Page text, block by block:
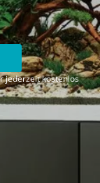
jederzeit kostenlos